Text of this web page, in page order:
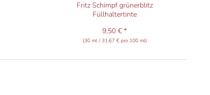
Fritz Schimpf grünerblitz
Füllhaltertinte
9,50 € *
(30 ml / 31,67 € pro 100 ml)